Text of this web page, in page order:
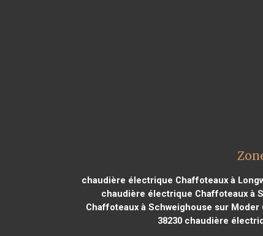
chaudière électrique Chaffoteaux à
chaudière électrique Chaffoteaux à
Chaffoteaux à Schweighouse sur Moder
38230chaudière